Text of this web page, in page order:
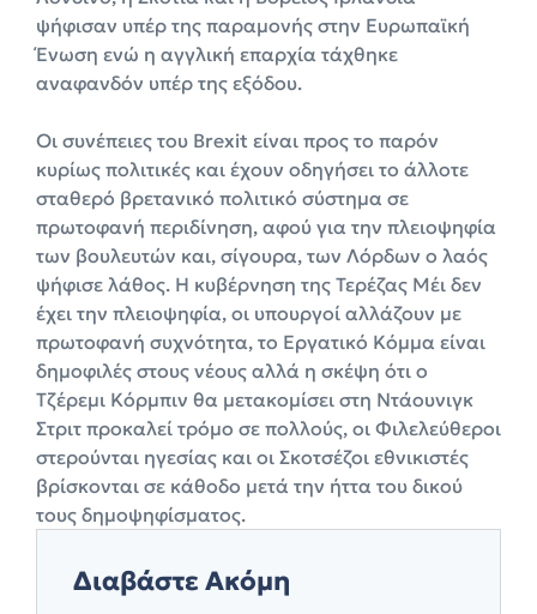
ψήφισαν υπέρ της παραμονής στην Ευρωπαϊκή
Ένωση ενώ η αγγλική επαρχία τάχθηκε
αναφανδόν υπέρ της εξόδου.
Οι συνέπειες του Brexit είναι προς το παρόν
κυρίως πολιτικές και έχουν οδηγήσει το άλλοτε
σταθερό βρετανικό πολιτικό σύστημα σε
πρωτοφανή περιδίνηση, αφού για την πλειοψηφία
των βουλευτών και, σίγουρα, των Λόρδων ο λαός
ψήφισε λάθος. Η κυβέρνηση της Τερέζας Μέι δεν
έχει την πλειοψηφία, οι υπουργοί αλλάζουν με
πρωτοφανή συχνότητα, το Εργατικό Κόμμα είναι
δημοφιλές στους νέους αλλά η σκέψη ότι ο
Τζέρεμι Κόρμπιν θα μετακομίσει στη Ντάουνιγκ
Στριτ προκαλεί τρόμο σε πολλούς, οι Φιλελεύθεροι
στερούνται ηγεσίας και οι Σκοτσέζοι εθνικιστές
βρίσκονται σε κάθοδο μετά την ήττα του δικού
τους δημοψηφίσματος.
Διαβάστε Ακόμη